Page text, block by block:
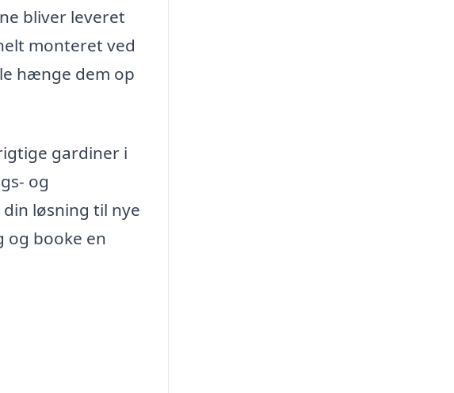
bliver leveret
monteret ved
hænge dem op
gardiner i
og
løsning til nye
og booke en